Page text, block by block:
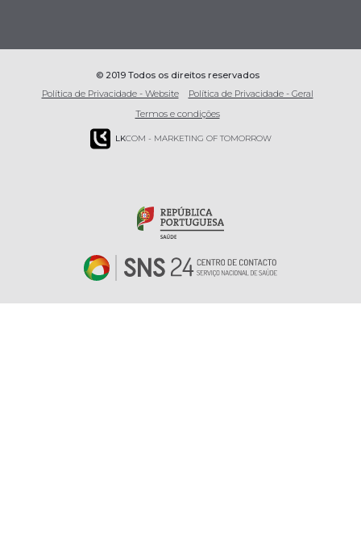
© 2019 Todos os direitos reservados
Política de Privacidade - Website
Política de Privacidade - Geral
Termos e condições
LKCOM - MARKETING OF TOMORROW